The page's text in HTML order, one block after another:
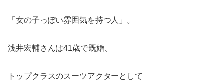
「女の子っぽい雰囲気を持つ人」。
浅井宏輔さんは41歳で既婚、
トップクラスのスーツアクターとして